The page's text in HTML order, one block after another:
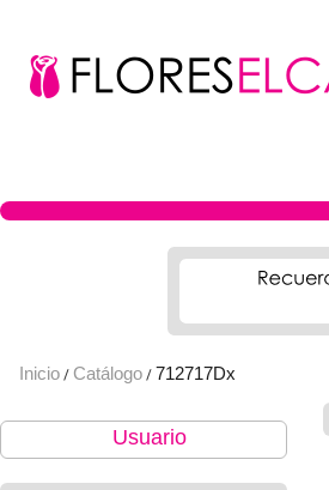
Inicio / Catálogo / 712717Dx
Usuario